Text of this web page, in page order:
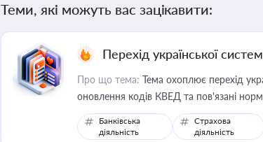
Теми, які можуть вас зацікавити:
Перехід української
Про що тема: Тема охоплює перехід
оновлення кодів КВЕД та пов'язані
Банківська
діяльність
Страхова
діяльність